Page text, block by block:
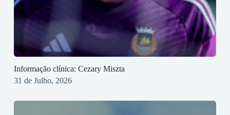
Informação clínica: Cezary Miszta
31 de Julho, 2026